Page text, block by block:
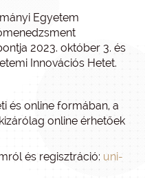
Egyetem
2023. október 3. és
Innovációs Hetet.
és online formában, a
online érhetőek
és regisztráció: uni-